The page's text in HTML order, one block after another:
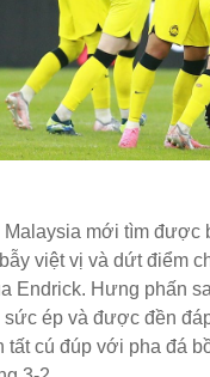
Malaysia mới tìm được
việt vị và dứt điểm
Endrick. Hưng phấn
sức ép và được đền
tất cú đúp với pha đá